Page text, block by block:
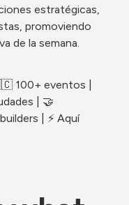
estratégicas,
promoviendo
de la semana.
100+ eventos |
| 🤝
| ⚡ Aquí